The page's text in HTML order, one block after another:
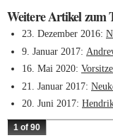
Weitere Artikel zum
23. Dezember 2016
9. Januar 2017
16. Mai 2020
21. Januar 2017
20. Juni 2017
1 of 90